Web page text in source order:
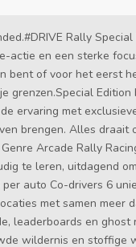
Rally
actie en een sterke
of voor het eerst
grenzen.Special
ervaring met
brengen. Alles draait
Arcade Rally
te leren, uitdagend
auto Co-drivers 6
met samen meer
leaderboards en ghost
wildernis en stoffige